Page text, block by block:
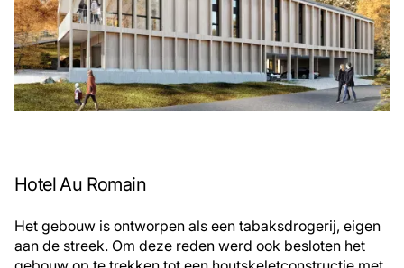
Hotel Au Romain
Het gebouw is ontworpen als een tabaksdrogerij, eigen
aan de streek. Om deze reden werd ook besloten het